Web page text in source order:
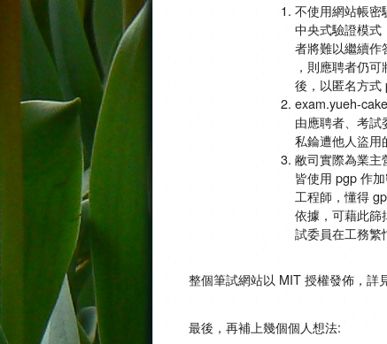
不使用網站帳密
中央式驗證模式
者將難以繼續作
，則應聘者仍
後，以匿名方式
exam.yueh-
由應聘者、考
私錀遭他人盜用
敝司實際為業主
皆使用 pgp 作
工程師，懂得
依據，可藉此篩
試委員在工務繁
整個筆試網站以 MIT 授權發佈，詳
最後，再補上幾個個人想法: